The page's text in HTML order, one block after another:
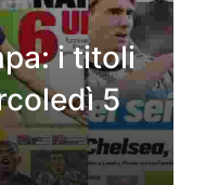
i titoli
5